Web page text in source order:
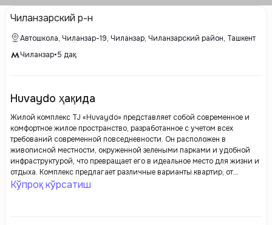
Чиланзарский р-н
Автошкола, Чиланзар-19, Чиланзар, Чиланзарский район, Ташкент
Чиланзар•5 дақ.
Huvaydo ҳақида
Жилой комплекс TJ «Huvaydo» представляет собой современное и
комфортное жилое пространство, разработанное с учетом всех
требований современной повседневности. Он расположен в
живописной местности, окруженной зелеными парками и удобной
инфраструктурой, что превращает его в идеальное место для жизни и
отдыха. Комплекс предлагает различные варианты квартир, от
небольших студий до просторных квартир.
Кўпроқ кўрсатиш